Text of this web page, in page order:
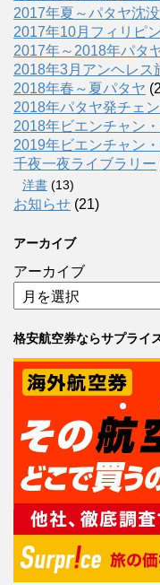
2017年夏～パタヤ沈
2017年10月フィリピ
2017年～2018年パタ
2018年3月アンヘレス
2018年春～夏パタヤ
2018年パタヤ発チェ
2018年ビエンチャン
2019年ビエンチャン
千夜一夜ライブラリー
洋書 (13)
お知らせ (21)
アーカイブ
アーカイブ
格安航空券ならサプライ